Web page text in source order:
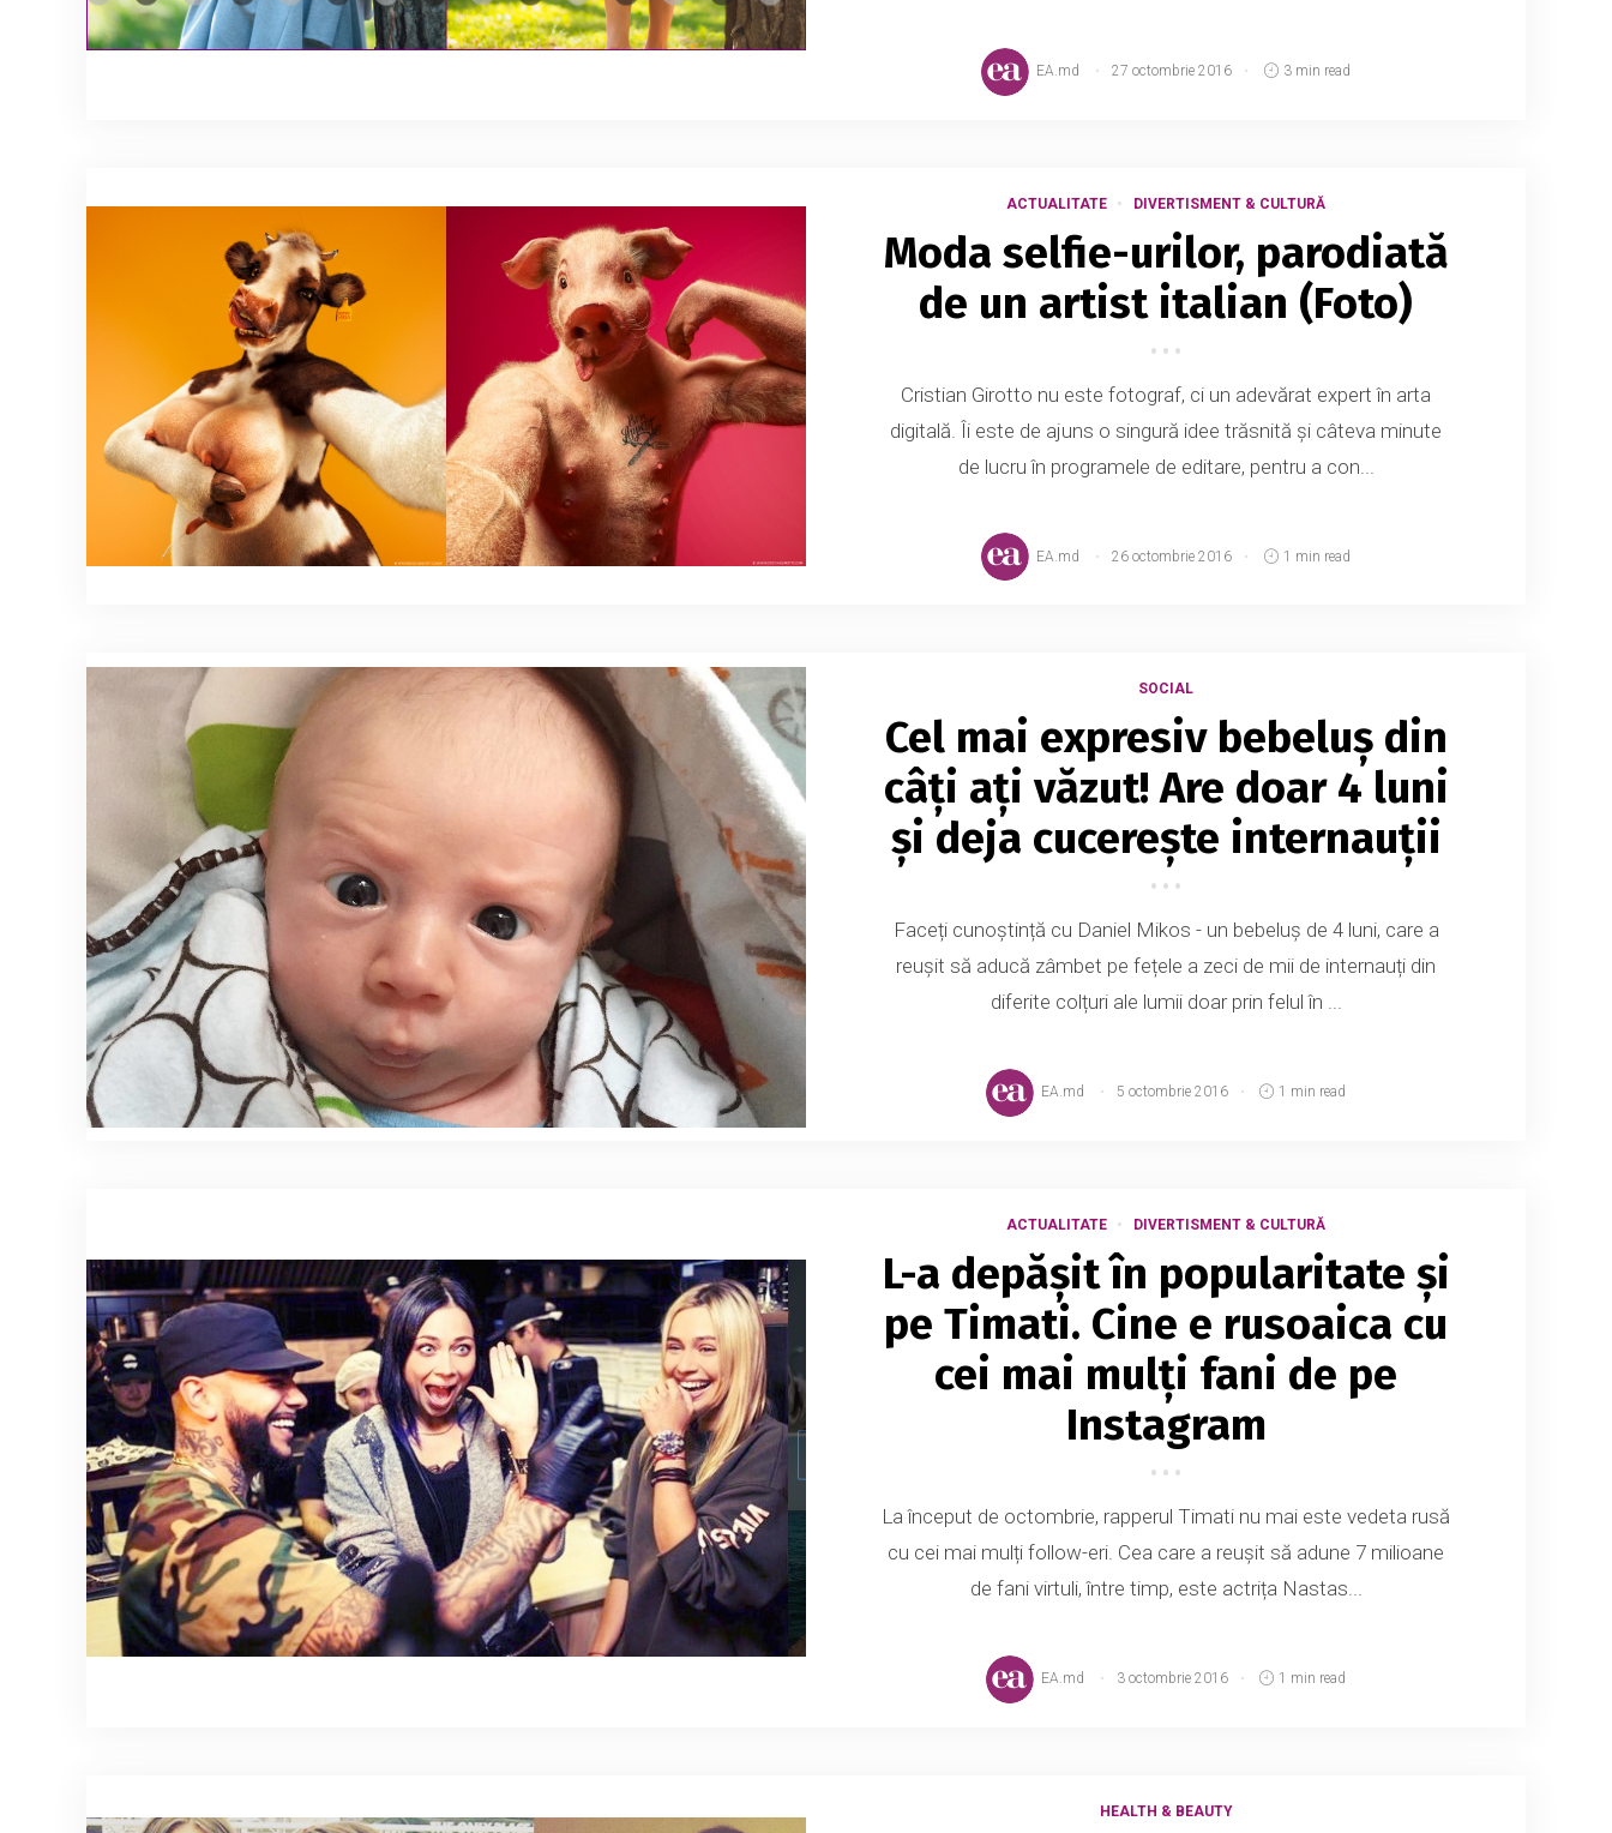
EA.md 27 octombrie 2016 3 min read
ACTUALITATE DIVERTISMENT & CULTURĂ
Moda selfie-urilor, parodiată
de un artist italian (Foto)
Cristian Girotto nu este fotograf, ci un adevărat expert în arta
digitală. Îi este de ajuns o singură idee trăsnită și câteva minute
de lucru în programele de editare, pentru a con...
EA.md 26 octombrie 2016 1 min read
SOCIAL
Cel mai expresiv bebeluș din
câți ați văzut! Are doar 4 luni
și deja cucerește internauții
Faceți cunoștință cu Daniel Mikos - un bebeluș de 4 luni, care a
reușit să aducă zâmbet pe fețele a zeci de mii de internauți din
diferite colțuri ale lumii doar prin felul în ...
EA.md 5 octombrie 2016 1 min read
ACTUALITATE DIVERTISMENT & CULTURĂ
L-a depășit în popularitate și
pe Timati. Cine e rusoaica cu
cei mai mulți fani de pe
Instagram
La început de octombrie, rapperul Timati nu mai este vedeta rusă
cu cei mai mulți follow-eri. Cea care a reușit să adune 7 milioane
de fani virtuli, între timp, este actrița Nastas...
EA.md 3 octombrie 2016 1 min read
HEALTH & BEAUTY